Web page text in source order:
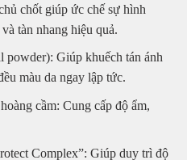
chốt giúp ức chế sự hình
tàn nhang hiệu quả.
powder): Giúp khuếch tán ánh
màu da ngay lập tức.
cầm: Cung cấp độ ẩm,
Complex”: Giúp duy trì độ